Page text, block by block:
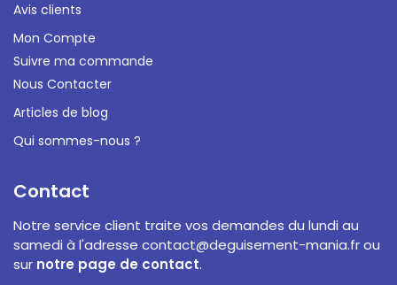
Avis clients
Mon Compte
Suivre ma commande
Nous Contacter
Articles de blog
Qui sommes-nous ?
Contact
Notre service client traite vos demandes du lundi au
samedi à l'adresse contact@deguisement-mania.frou
sur notre page de contact.